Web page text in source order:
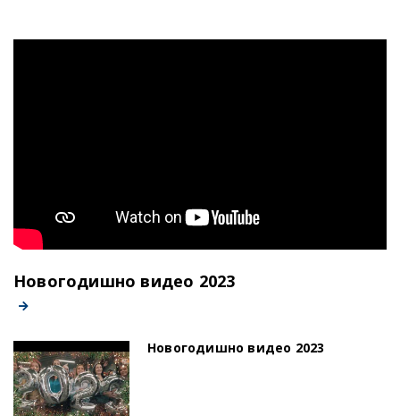
Новогодишно видео 2023
Новогодишно видео 2023